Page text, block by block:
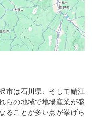
市は石川県、そして鯖江
らの地域で地場産業が盛
ることが多い点が挙げら